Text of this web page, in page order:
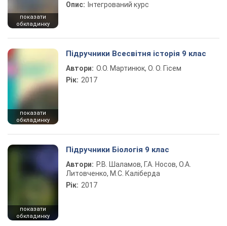
показати
обкладинку
Опис: Інтегрований курс
показати
обкладинку
Підручники Всесвітня історія 9 клас
Автори: О.О. Мартинюк, О. О. Гісем
Рік: 2017
показати
обкладинку
Підручники Біологія 9 клас
Автори: Р.В. Шаламов, Г.А. Носов, О.А.
Литовченко, М.С. Каліберда
Рік: 2017